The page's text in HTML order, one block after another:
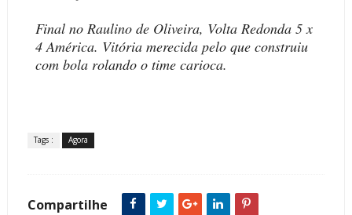
Final no Raulino de Oliveira, Volta Redonda 5 x
4 América. Vitória merecida pelo que construiu
com bola rolando o time carioca.
Tags : Agora
Compartilhe